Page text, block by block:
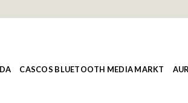
CASCOS BLUETOOTH MEDIA MARKT